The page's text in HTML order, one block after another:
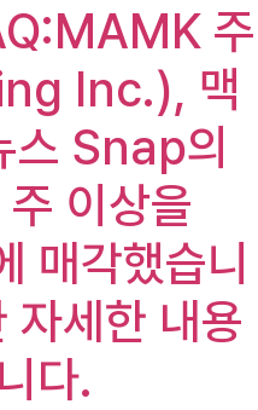
주
Inc.), 맥
스 Snap의
이상을
매각했습니
자세한 내용
다.